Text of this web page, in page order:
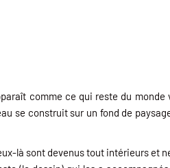
comme ce qui reste du
se construit sur un fond de
là sont devenus tout intérieurs et